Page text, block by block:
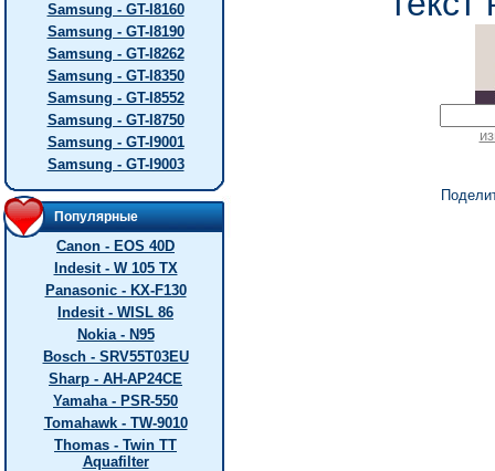
Samsung - GT-I8160
Samsung - GT-I8190
Samsung - GT-I8262
Samsung - GT-I8350
Samsung - GT-I8552
Samsung - GT-I8750
Samsung - GT-I9001
Samsung - GT-I9003
Популярные
Canon - EOS 40D
Indesit - W 105 TX
Panasonic - KX-F130
Indesit - WISL 86
Nokia - N95
Bosch - SRV55T03EU
Sharp - AH-AP24CE
Yamaha - PSR-550
Tomahawk - TW-9010
Thomas - Twin TT
Aquafilter